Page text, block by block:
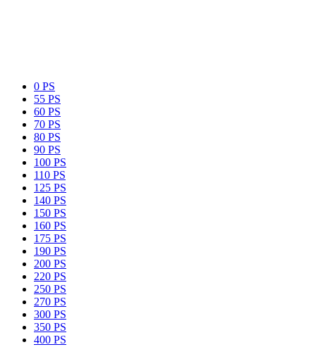
0 PS
55 PS
60 PS
70 PS
80 PS
90 PS
100 PS
110 PS
125 PS
140 PS
150 PS
160 PS
175 PS
190 PS
200 PS
220 PS
250 PS
270 PS
300 PS
350 PS
400 PS